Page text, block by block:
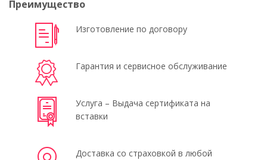
Преимущество
Изготовление по договору
Гарантия и сервисное обслуживание
Услуга – Выдача сертификата на
вставки
Доставка со страховкой в любой